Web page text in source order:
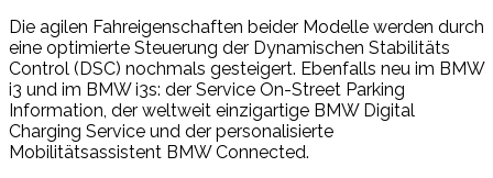
Die agilen Fahreigenschaften beider Modelle werden durch
eine optimierte Steuerung der Dynamischen Stabilitäts
Control (DSC) nochmals gesteigert. Ebenfalls neu im BMW
i3 und im BMW i3s: der Service On-Street Parking
Information, der weltweit einzigartige BMW Digital
Charging Service und der personalisierte
Mobilitätsassistent BMW Connected.